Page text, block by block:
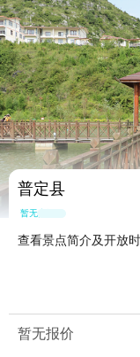
普定县
暂无点评
查看景点简介及开放
暂无报价
